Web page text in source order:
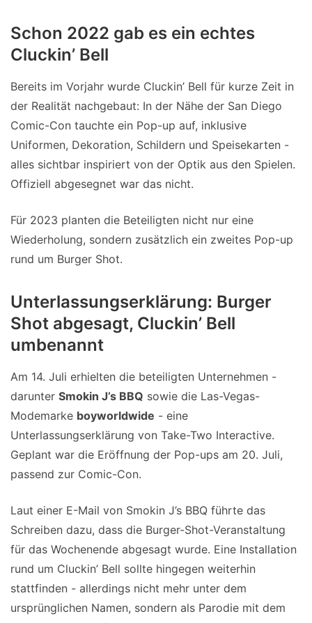
Schon 2022 gab es ein echtes
Cluckin’ Bell
Bereits im Vorjahr wurde Cluckin’ Bell für kurze Zeit in
der Realität nachgebaut: In der Nähe der San Diego
Comic-Con tauchte ein Pop-up auf, inklusive
Uniformen, Dekoration, Schildern und Speisekarten -
alles sichtbar inspiriert von der Optik aus den Spielen.
Offiziell abgesegnet war das nicht.
Für 2023 planten die Beteiligten nicht nur eine
Wiederholung, sondern zusätzlich ein zweites Pop-up
rund um Burger Shot.
Unterlassungserklärung: Burger
Shot abgesagt, Cluckin’ Bell
umbenannt
Am 14. Juli erhielten die beteiligten Unternehmen -
darunter Smokin J’s BBQ sowie die Las-Vegas-
Modemarke boyworldwide - eine
Unterlassungserklärung von Take-Two Interactive.
Geplant war die Eröffnung der Pop-ups am 20. Juli,
passend zur Comic-Con.
Laut einer E-Mail von Smokin J’s BBQ führte das
Schreiben dazu, dass die Burger-Shot-Veranstaltung
für das Wochenende abgesagt wurde. Eine Installation
rund um Cluckin’ Bell sollte hingegen weiterhin
stattfinden - allerdings nicht mehr unter dem
ursprünglichen Namen, sondern als Parodie mit dem